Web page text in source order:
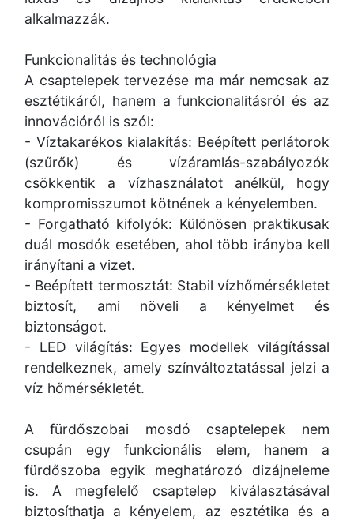
alkalmazzák.
Funkcionalitás és technológia
A csaptelepek tervezése ma már nemcsak az
esztétikáról, hanem a funkcionalitásról és az
innovációról is szól:
- Víztakarékos kialakítás: Beépített perlátorok
(szűrők) és vízáramlás-szabályozók
csökkentik a vízhasználatot anélkül, hogy
kompromisszumot kötnének a kényelemben.
- Forgatható kifolyók: Különösen praktikusak
duál mosdók esetében, ahol több irányba kell
irányítani a vizet.
- Beépített termosztát: Stabil vízhőmérsékletet
biztosít, ami növeli a kényelmet és
biztonságot.
- LED világítás: Egyes modellek világítással
rendelkeznek, amely színváltoztatással jelzi a
víz hőmérsékletét.
A fürdőszobai mosdó csaptelepek nem
csupán egy funkcionális elem, hanem a
fürdőszoba egyik meghatározó dizájneleme
is. A megfelelő csaptelep kiválasztásával
biztosíthatja a kényelem, az esztétika és a